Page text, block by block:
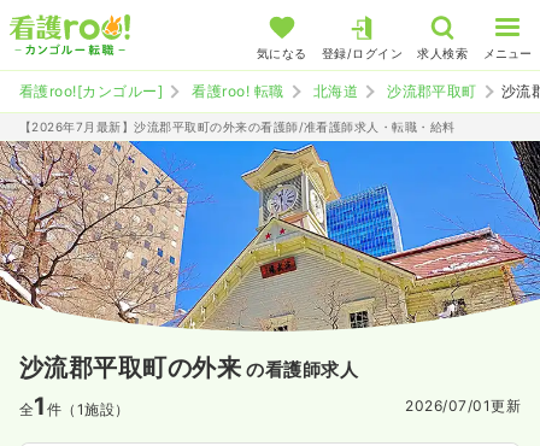
気になる 登録/ログイン 求人検索 メニュー
看護roo![カンゴルー] 看護roo! 転職 北海道 沙流郡平取町 沙流
【2026年7月最新】沙流郡平取町の外来の看護師/准看護師求人・転職・給料
沙流郡平取町の外来 の看護師求人
全1 件（1施設） 2026/07/01更新